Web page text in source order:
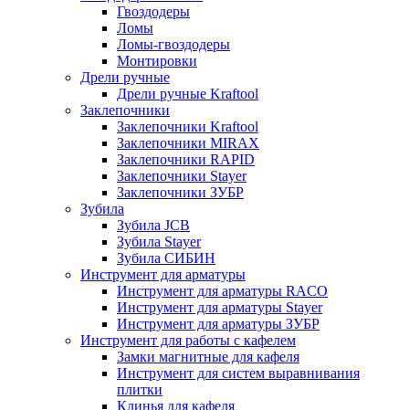
Гвоздодеры
Ломы
Ломы-гвоздодеры
Монтировки
Дрели ручные
Дрели ручные Kraftool
Заклепочники
Заклепочники Kraftool
Заклепочники MIRAX
Заклепочники RAPID
Заклепочники Stayer
Заклепочники ЗУБР
Зубила
Зубила JCB
Зубила Stayer
Зубила СИБИН
Инструмент для арматуры
Инструмент для арматуры RACO
Инструмент для арматуры Stayer
Инструмент для арматуры ЗУБР
Инструмент для работы с кафелем
Замки магнитные для кафеля
Инструмент для систем выравнивания
плитки
Клинья для кафеля